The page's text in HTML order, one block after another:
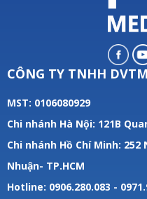
CÔNG TY TNHH
MST: 0106080929
Chi nhánh Hà Nội: 121B
Chi nhánh Hồ Chí Minh:
Nhuận- TP.HCM
Hotline: 0906.280.083 -